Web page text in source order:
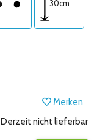
30cm
Merken
Derzeit nicht lieferbar